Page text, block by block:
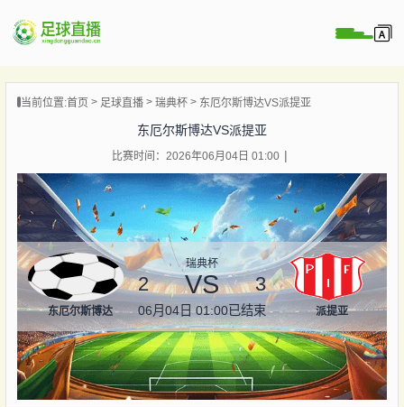
播
闻
当前位置:首页 足球直播 瑞典杯 东厄尔斯博达VS派提亚
东厄尔斯博达VS派提亚
比赛时间：2026年06月04日 01:00
东厄尔斯博达
瑞典杯
2 VS 3
06月04日 01:00已结束 派提亚